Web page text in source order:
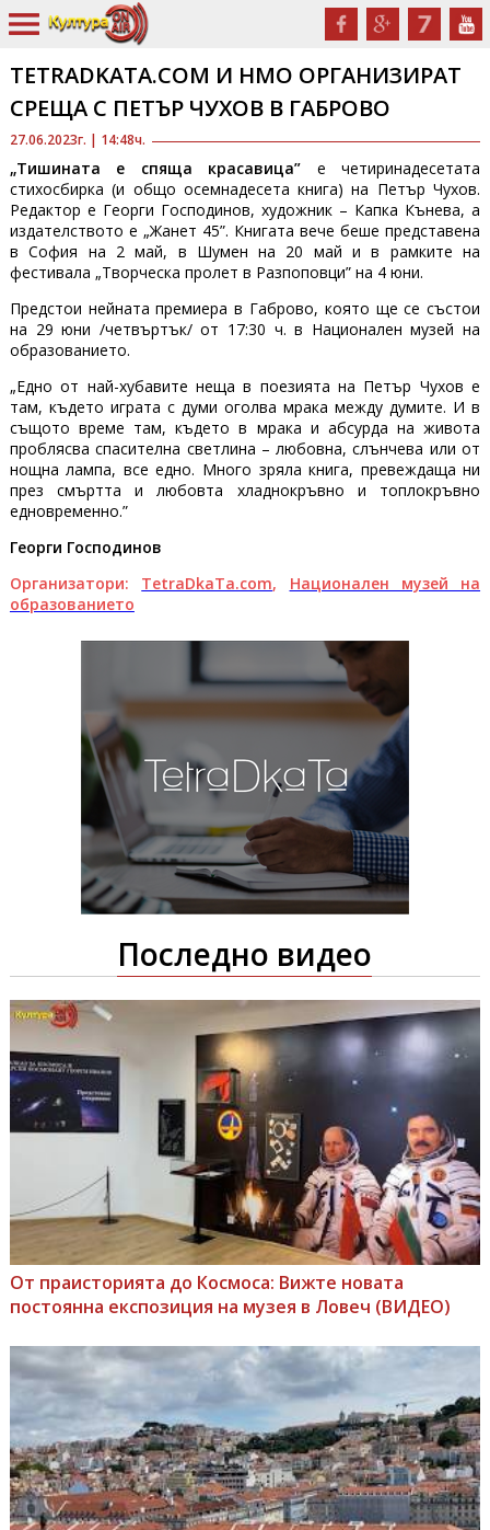
27.06.2023г. | 14:48ч.
TETRADKATA.COM И НМО ОРГАНИЗИРАТ
СРЕЩА С ПЕТЪР ЧУХОВ В ГАБРОВО
„Тишината е спяща красавица” е четиринадесетата
стихосбирка (и общо осемнадесета книга) на Петър Чухов.
Редактор е Георги Господинов, художник – Капка Кънева, а
издателството е „Жанет 45”. Книгата вече беше представена
в София на 2 май, в Шумен на 20 май и в рамките на
фестивала „Творческа пролет в Разпоповци” на 4 юни.
Предстои нейната премиера в Габрово, която ще се състои
на 29 юни /четвъртък/ от 17:30 ч. в Национален музей на
образованието.
„Едно от най-хубавите неща в поезията на Петър Чухов е
там, където играта с думи оголва мрака между думите. И в
същото време там, където в мрака и абсурда на живота
проблясва спасителна светлина – любовна, слънчева или от
нощна лампа, все едно. Много зряла книга, превеждаща ни
през смъртта и любовта хладнокръвно и топлокръвно
едновременно.”
Георги Господинов
Организатори: TetraDkaTa.com, Национален музей на
образованието
Последно видео
От праисторията до Космоса: Вижте новата
постоянна експозиция на музея в Ловеч (ВИДЕО)